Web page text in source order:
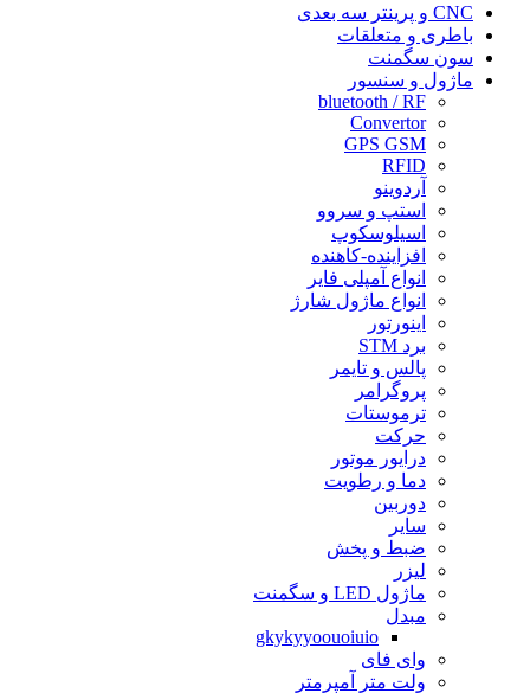
CNC و پرینتر سه بعدی
باطری و متعلقات
سون سگمنت
ماژول و سنسور
bluetooth / RF
Convertor
GPS GSM
RFID
آردوینو
استپ و سروو
اسیلوسکوپ
افزاینده-کاهنده
انواع آمپلی فایر
انواع ماژول شارژ
اینورتور
برد STM
پالس و تایمر
پروگرامر
ترموستات
حرکت
درایور موتور
دما و رطویت
دوربین
سایر
ضبط و پخش
لیزر
ماژول LED و سگمنت
مبدل
gkykyyoouoiuio
وای فای
ولت متر آمپرمتر